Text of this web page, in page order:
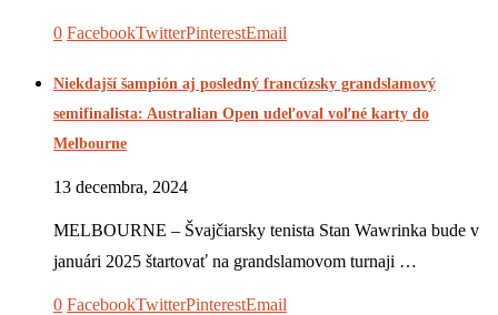
0 FacebookTwitterPinterestEmail
Niekdajší šampión aj posledný francúzsky grandslamový
semifinalista: Australian Open udeľoval voľné karty do
Melbourne
13 decembra, 2024
MELBOURNE – Švajčiarsky tenista Stan Wawrinka bude v
januári 2025 štartovať na grandslamovom turnaji …
0 FacebookTwitterPinterestEmail